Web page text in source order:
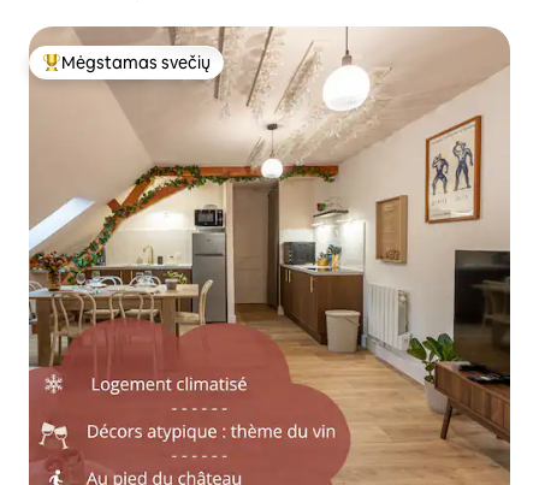
Svečių mėgstamiausias
Mėgstamas svečių